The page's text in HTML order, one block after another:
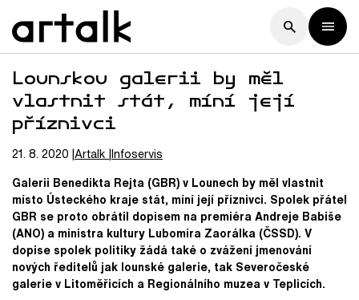
Lounskou galerii by měl
vlastnit stát, míní její
příznivci
21. 8. 2020 Artalk Infoservis
Galerii Benedikta Rejta (GBR) v Lounech by měl vlastnit
místo Ústeckého kraje stát, míní její příznivci. Spolek přátel
GBR se proto obrátil dopisem na premiéra Andreje Babiše
(ANO) a ministra kultury Lubomíra Zaorálka (ČSSD). V
dopise spolek politiky žádá také o zvážení jmenování
nových ředitelů jak lounské galerie, tak Severočeské
galerie v Litoměřicích a Regionálního muzea v Teplicích.